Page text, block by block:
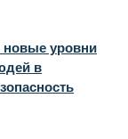
новые уровни
в